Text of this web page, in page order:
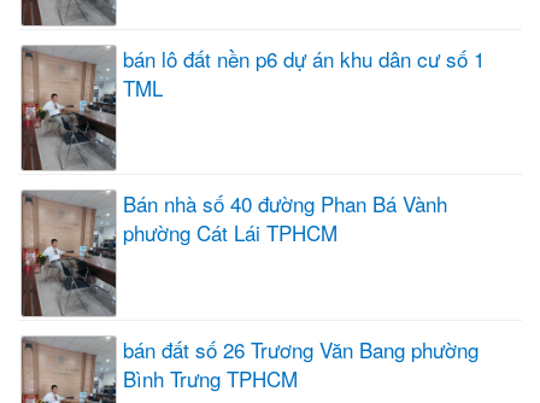
bán lô đất nền p6 dự án khu dân cư số 1
TML
Bán nhà số 40 đường Phan Bá Vành
phường Cát Lái TPHCM
bán đất số 26 Trương Văn Bang phường
Bình Trưng TPHCM